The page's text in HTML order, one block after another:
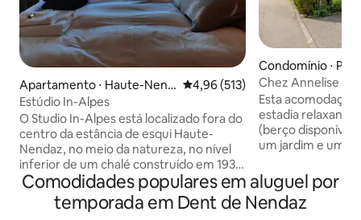
Apartamento ⋅ Haute-Nend
az
4,96 de uma avaliação média de
4,96 (513)
Estúdio In-Alpes
O Studio In-Alpes está localizado fora do
centro da estância de esqui Haute-
Nendaz, no meio da natureza, no nível
inferior de um chalé construído em 1930
que teve uma renovação completa em
2018. O Bed-Up torna este estúdio
único, com uma vista de 48 km para o
Condomínio ⋅
orge (Sion
Chez Annelise
quartos
Esta
estadia relaxante
(berço disponível, se
um jardim e uma
idealmente
Valais, a 5
e do centro da
Comodidades populares em aluguel por
temporada em Dent de Nendaz